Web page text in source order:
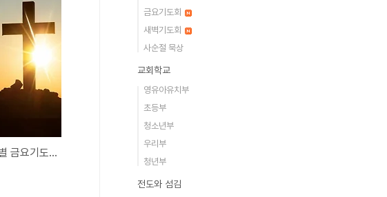
[2024.01.19] 신년 특별 금요기도회
금요기도회
새벽기도회
사순절 묵상
교회학교
영유아유치부
초등부
청소년부
우리부
청년부
전도와 섬김